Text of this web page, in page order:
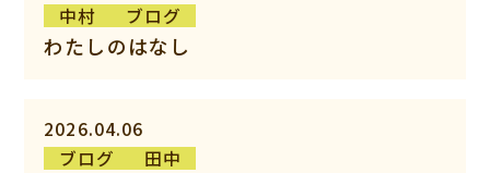
わたしのはなし
中村
ブログ
2026.04.06
ブログ
田中